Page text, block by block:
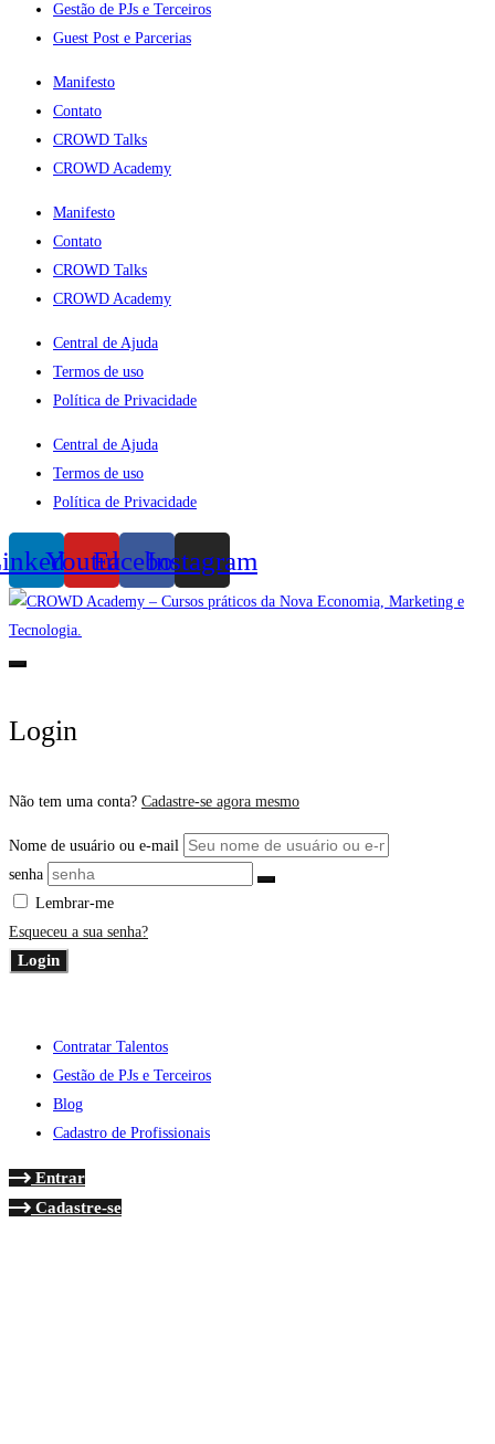
Gestão de PJs e Terceiros
Guest Post e Parcerias
Manifesto
Contato
CROWD Talks
CROWD Academy
Manifesto
Contato
CROWD Talks
CROWD Academy
Central de Ajuda
Termos de uso
Política de Privacidade
Central de Ajuda
Termos de uso
Política de Privacidade
YoutubeFacebookInstagram
Login
Não tem uma conta? Cadastre-se agora mesmo
Nome de usuário ou e-mail
senha
Lembrar-me
Esqueceu a sua senha?
Login
Contratar Talentos
Gestão de PJs e Terceiros
Blog
Cadastro de Profissionais
Entrar
Cadastre-se